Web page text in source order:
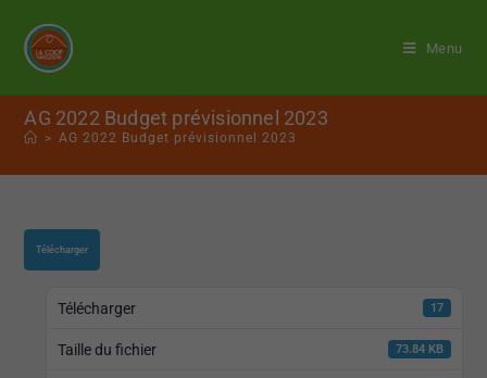
Menu
AG 2022 Budget prévisionnel 2023
> AG 2022 Budget prévisionnel 2023
Télécharger
Télécharger 17
Taille du fichier 73.84 KB